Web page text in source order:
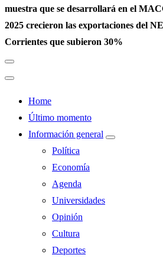
muestra que se desarrollará en el
2025 crecieron las exportaciones del
Corrientes que subieron 30%
Home
Último momento
Información general
Política
Economía
Agenda
Universidades
Opinión
Cultura
Deportes